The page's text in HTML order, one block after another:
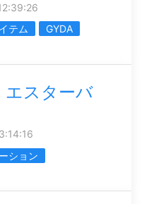
テム
GYDA
エスターバ
ション